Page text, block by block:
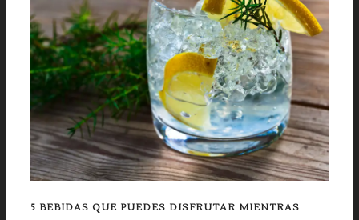
5 BEBIDAS QUE PUEDES DISFRUTAR MIENTRAS